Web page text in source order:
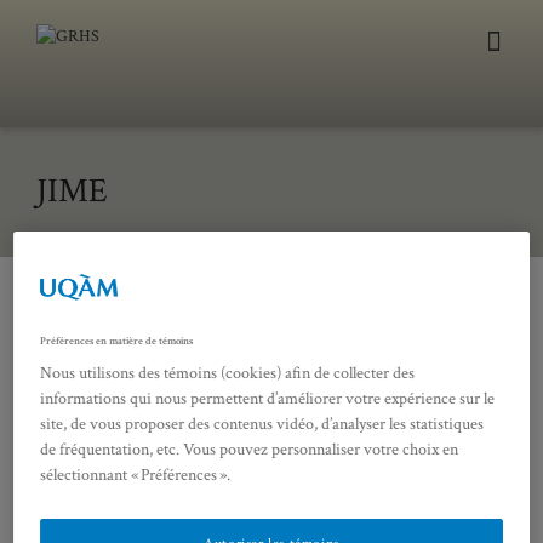
JIME
Créée en 2018, la Journée interdisciplinaire des
membres étudiant·e·s du GRHS est organisée
annuellement au trimestre d’automne. Sans
thème prescriptif, l’atelier est ouvert à tous les
projets de recherche en cours consacrés à la
l’âge des révolutions (1850) et cela, peu importe
Préférences en matière de témoins
Nous utilisons des témoins (cookies) afin de collecter des
informations qui nous permettent d’améliorer votre expérience sur le
site, de vous proposer des contenus vidéo, d’analyser les statistiques
de fréquentation, etc. Vous pouvez personnaliser votre choix en
sélectionnant « Préférences ».